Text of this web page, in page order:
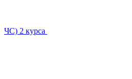
ЧС) 2 курса